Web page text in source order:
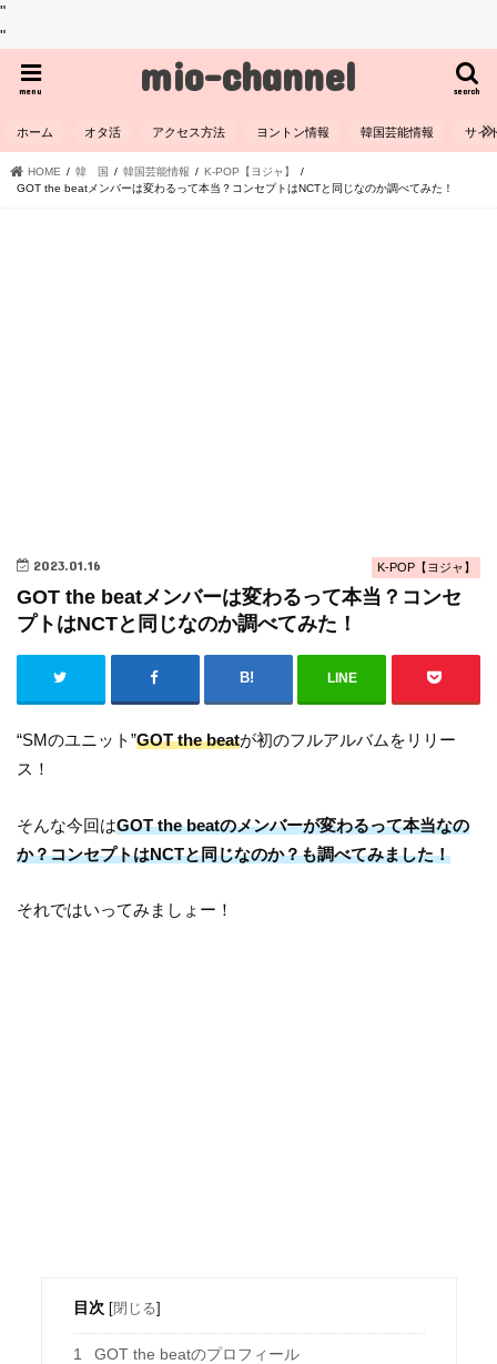
"
"
mio-channel search
menu
ホーム オタ活 アクセス方法 ヨントン情報 韓国芸能情報 サイ
HOME 韓 国 韓国芸能情報
K-POP【ヨジャ】
GOT the beatメンバーは変わるって本当？コンセプトはNCTと同じなのか調べてみた！
K-POP【ヨジャ】
2023.01.16
GOT the beatメンバーは変わるって本当？コンセ
プトはNCTと同じなのか調べてみた！
LINE
“SMのユニット”GOT the beatが初のフルアルバムをリリー
ス！
そんな今回はGOT the beatのメンバーが変わるって本当なの
か？コンセプトはNCTと同じなのか？も調べてみました！
それではいってみましょー！
目次 [閉じる]
1 GOT the beatのプロフィール